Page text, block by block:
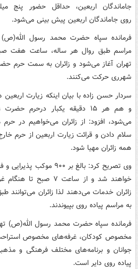
جاماندگان اربعین، حداقل حضور پنج
روی جاماندگان اربعین پیش بینی می‌شود.
فرمانده سپاه حضرت محمد رسول الله(ص)
مراسم طبق روال هر ساله، ساعت هفت
تهران آغاز می‌شود و زائران به سمت حرم
شهرری حرکت می‌کنند.
سردار حسن زاده با بیان اینکه زیارت
و هم هر ۱۵ دقیقه یکبار درحرم
می‌شود، افزود: از زائران می‌خواهیم در
سلام دادن و قرائت زیارت اربعین از حرم
همه زائران مهیا شود.
وی تصریح کرد: بالغ بر
زائران خدمات می‌دهند لذا زائران
به مراسم پیاده روی بپیوندند.
مخصوص کودکان، غرفه‌های مخصوص استراحت
جوانان و برنامه‌های مختلف فرهنگی و
پیاده روی دایر است.